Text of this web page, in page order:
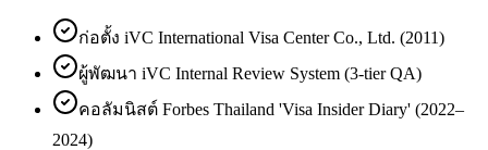
ก่อตั้ง iVC International Visa Center Co., Ltd. (2011)
ผู้พัฒนา iVC Internal Review System (3-tier QA)
คอลัมนิสต์ Forbes Thailand 'Visa Insider Diary' (2022–
2024)